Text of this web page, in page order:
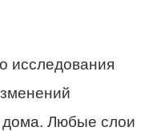
исследования
дома. Любые слои